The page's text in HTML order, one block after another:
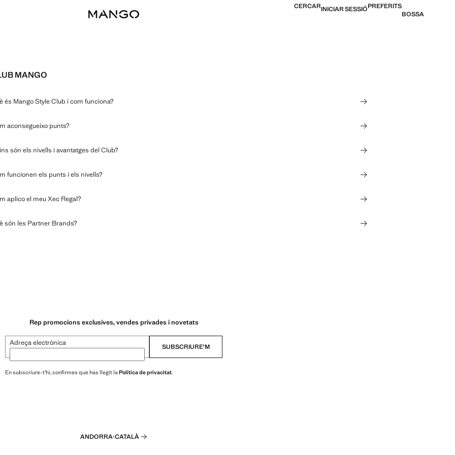
CERCARINICIAR SESSIÓPREFERITS
BOSSA
MANGO
és Mango Style Club i com funciona?
aconsegueixo punts?
són els nivells i avantatges del Club?
funcionen els punts i els nivells?
aplico el meu Xec Regal?
són les Partner Brands?
Rep promocions exclusives, vendes privades i novetats
Adreça electrònica SUBSCRIURE'M
En subscriure-t'hi, confirmes que has llegit la Política de privacitat.
ANDORRA·CATALÀ